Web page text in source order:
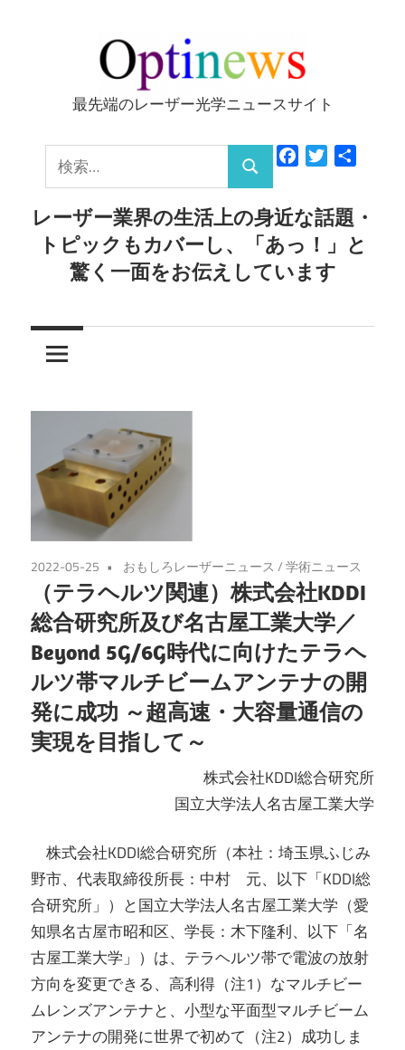
ッ
Optinews
最先端のレーザー光学ニュースサイト
索:
検
索
FacebookTwitter
レーザー業界の生活上の身近な話題・
トピックもカバーし、「あっ！」と
驚く一面をお伝えしています
2022-05-25 おもしろレーザーニュース /学術ニュース
（テラヘルツ関連）株式会社KDDI
総合研究所及び名古屋工業大学／
Beyond 5G/6G時代に向けたテラヘ
ルツ帯マルチビームアンテナの開
発に成功 ～超高速・大容量通信の
実現を目指して～
株式会社KDDI総合研究所
国立大学法人名古屋工業大学
株式会社KDDI総合研究所（本社：埼玉県ふじみ
野市、代表取締役所長：中村 元、以下「KDDI総
合研究所」）と国立大学法人名古屋工業大学（愛
知県名古屋市昭和区、学長：木下隆利、以下「名
古屋工業大学」）は、テラヘルツ帯で電波の放射
方向を変更できる、高利得（注1）なマルチビー
ムレンズアンテナと、小型な平面型マルチビーム
アンテナの開発に世界で初めて（注2）成功しま